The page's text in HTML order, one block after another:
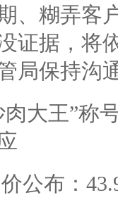
、糊弄客
证据，将
局保持沟
大王”称
公布：